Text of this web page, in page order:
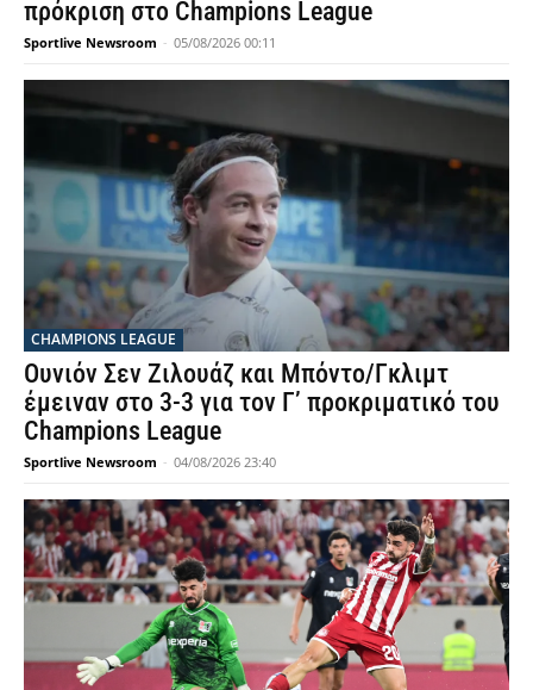
πρόκριση στο Champions League
Sportlive Newsroom - 05/08/2026 00:11
CHAMPIONS LEAGUE
Ουνιόν Σεν Ζιλουάζ και Μπόντο/Γκλιμτ
έμειναν στο 3-3 για τον Γ’ προκριματικό του
Champions League
Sportlive Newsroom - 04/08/2026 23:40